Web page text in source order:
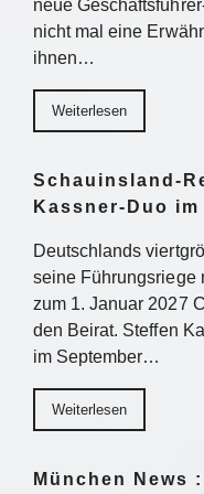
neue
nicht mal eine
ihnen…
Weiterlesen
Schauinsland-
Kassner-Duo
Deutschlands
seine Führungsriege
zum 1. Januar 2027
den Beirat. Steffen
im September…
Weiterlesen
München News